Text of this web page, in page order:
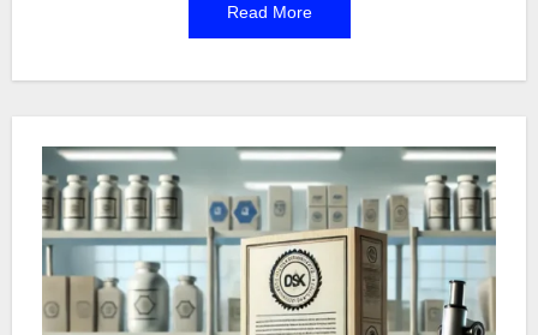
dan memahami cara menangani
Read More